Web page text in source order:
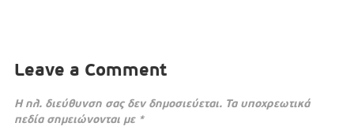
Leave a Comment
Η ηλ. διεύθυνση σας δεν δημοσιεύεται. Τα υποχρεωτικά
πεδία σημειώνονται με *